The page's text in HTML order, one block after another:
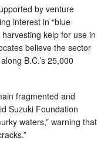
by venture
interest in “blue
kelp for use in
believe the sector
B.C.’s 25,000
fragmented and
Suzuki Foundation
waters,” warning that